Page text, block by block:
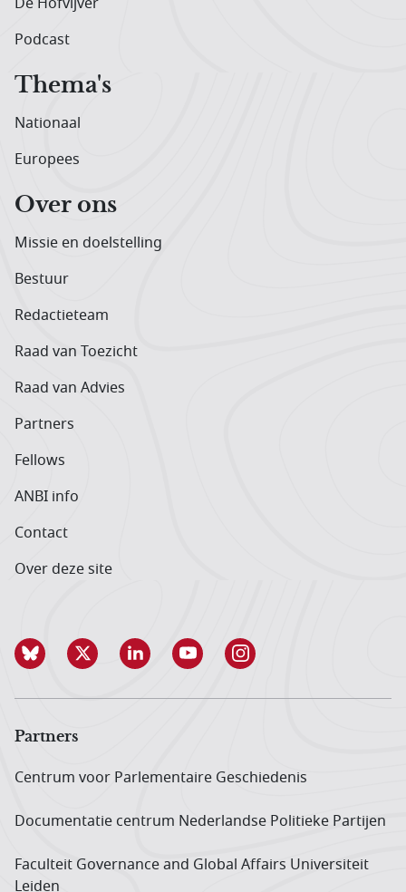
Podcast
Thema's
Nationaal
Europees
Over ons
Missie en doelstelling
Bestuur
Redactieteam
Raad van Toezicht
Raad van Advies
Partners
Fellows
ANBI info
Contact
Over deze site
Partners
Centrum voor Parlementaire Geschiedenis
Documentatie centrum Neder­landse Politieke Partijen
Faculteit Governance and Global Affairs Universiteit
Leiden